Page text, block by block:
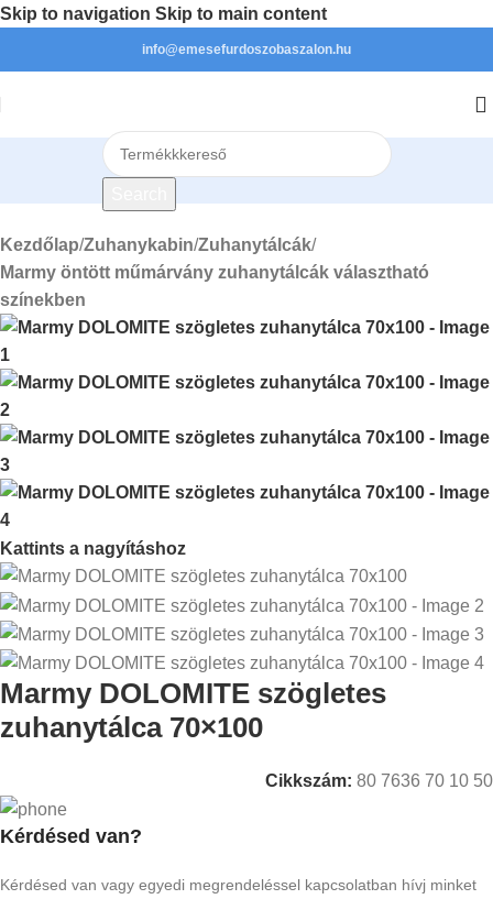
Skip to navigation Skip to main content
info@emesefurdoszobaszalon.hu
Kezdőlap/Zuhanykabin/Zuhanytálcák/
Marmy öntött műmárvány zuhanytálcák választható
színekben
Kattints a nagyításhoz
Marmy DOLOMITE szögletes
zuhanytálca 70×100
Cikkszám: 80 7636 70 10 50
Kérdésed van?
Kérdésed van vagy egyedi megrendeléssel kapcsolatban hívj minket